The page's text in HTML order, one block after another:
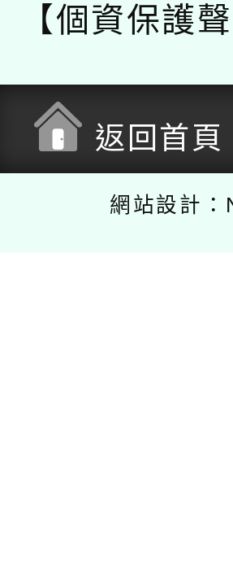
【個資保護聲
返回首頁
網站設計